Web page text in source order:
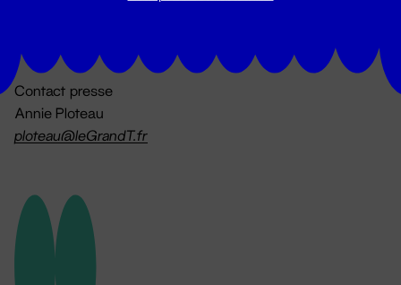
Contact presse
Annie Ploteau
ploteau@leGrandT.fr